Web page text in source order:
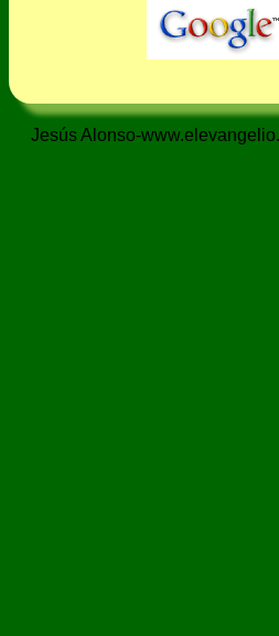
Jesús Alonso-